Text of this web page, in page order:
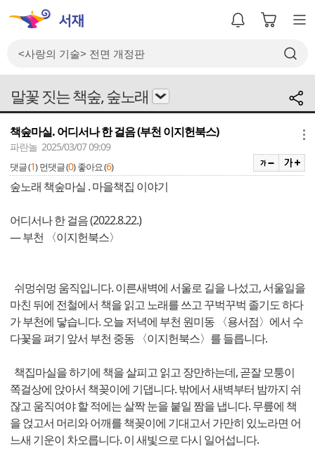
말꽃 짓는 책숲, 숲노래
책숲마실. 어디서나 한 걸음 (부천 이지헌북스)
파란놀 2025/03/07 09:09
댓글 (1) 먼댓글 (0) 좋아요 (6)
숲노래 책숲마실 . 마을책집 이야기
어디서나 한 걸음 (2022.8.22.)
― 부천 〈이지헌북스〉
쉬멍쉬멍 움직입니다. 이른새벽에 서울로 길을 나섰고, 서울일을
마친 뒤에 전철에서 책을 읽고 노래를 쓰고 꾸벅꾸벅 졸기도 하다
가 부천에 닿습니다. 오늘 저녁에 부천 원미동 〈용서점〉에서 수
다꽃을 펴기 앞서 부천 중동 〈이지헌북스〉를 들릅니다.
책집마실을 하기에 책을 살피고 읽고 장만하는데, 곧잘 모퉁이
쪽걸상에 앉아서 책꽂이에 기댑니다. 밖에서 새벽부터 밤까지 쉬
잖고 움직여야 할 적에는 살짝 눈을 붙일 짬을 냅니다. 무릎에 책
을 얹고서 머리와 어깨를 책꽂이에 기대고서 가만히 있노라면 어
느새 기운이 차오릅니다. 이 새빛으로 다시 일어섭니다.